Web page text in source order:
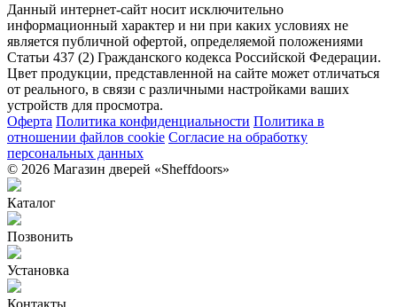
Данный интернет-сайт носит исключительно
информационный характер и ни при каких условиях не
является публичной офертой, определяемой положениями
Статьи 437 (2) Гражданского кодекса Российской Федерации.
Цвет продукции, представленной на сайте может отличаться
от реального, в связи с различными настройками ваших
устройств для просмотра.
Оферта Политика конфиденциальности Политика в
отношении файлов cookie Согласие на обработку
персональных данных
© 2026 Магазин дверей «Sheffdoors»
Каталог
Позвонить
Установка
Контакты